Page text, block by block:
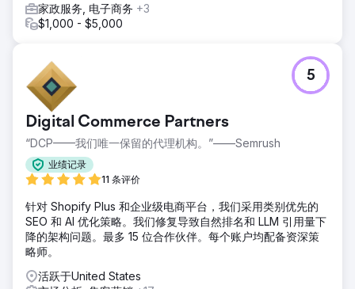
家政服务, 电子商务 +3
$1,000 - $5,000
Digital Commerce Partners
“DCP——我们唯一保留的代理机构。”——Semrush
业绩记录
11 条评价
5
针对 Shopify Plus 和企业级电商平台，我们采用类别优先的
SEO 和 AI 优化策略。我们修复导致自然排名和 LLM 引用量下
降的架构问题。最多 15 位合作伙伴。每个账户均配备资深策
略师。
活跃于United States